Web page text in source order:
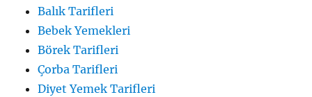
Balık Tarifleri
Bebek Yemekleri
Börek Tarifleri
Çorba Tarifleri
Diyet Yemek Tarifleri